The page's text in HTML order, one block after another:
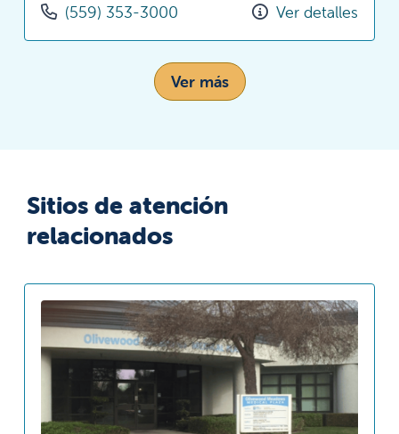
(559) 353-3000 Ver detalles
Ver más
Sitios de atención
relacionados